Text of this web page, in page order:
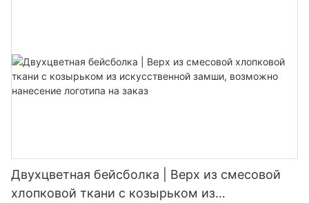
Двухцветная бейсболка | Верх из смесовой
хлопковой ткани с козырьком из